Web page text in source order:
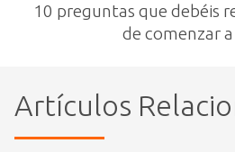
10 preguntas que debéis
de comenzar
Artículos